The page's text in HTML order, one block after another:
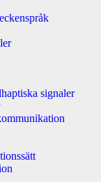
signaler